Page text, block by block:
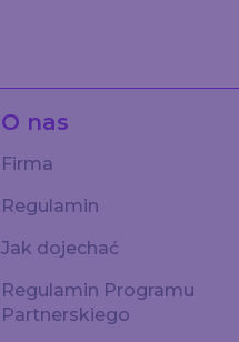
O nas
Firma
Regulamin
Jak dojechać
Regulamin Programu
Partnerskiego